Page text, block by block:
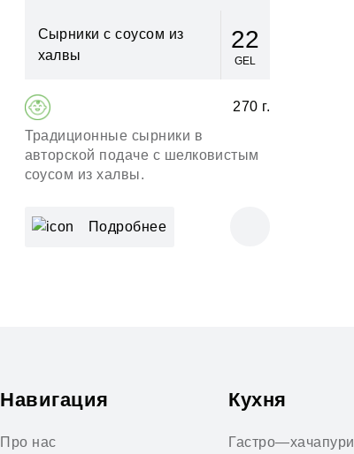
Сырники с соусом из
халвы
22
GEL
270 г.
Традиционные сырники в
авторской подаче с шелковистым
соусом из халвы.
Подробнее
Навигация
Про нас
Кухня
Гастро—хачапури